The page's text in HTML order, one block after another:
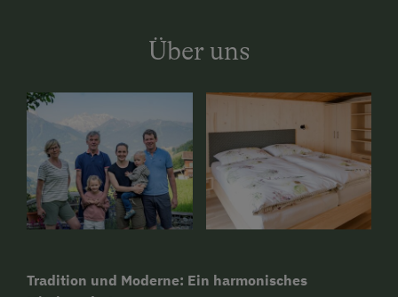
Über uns
Tradition und Moderne: Ein harmonisches